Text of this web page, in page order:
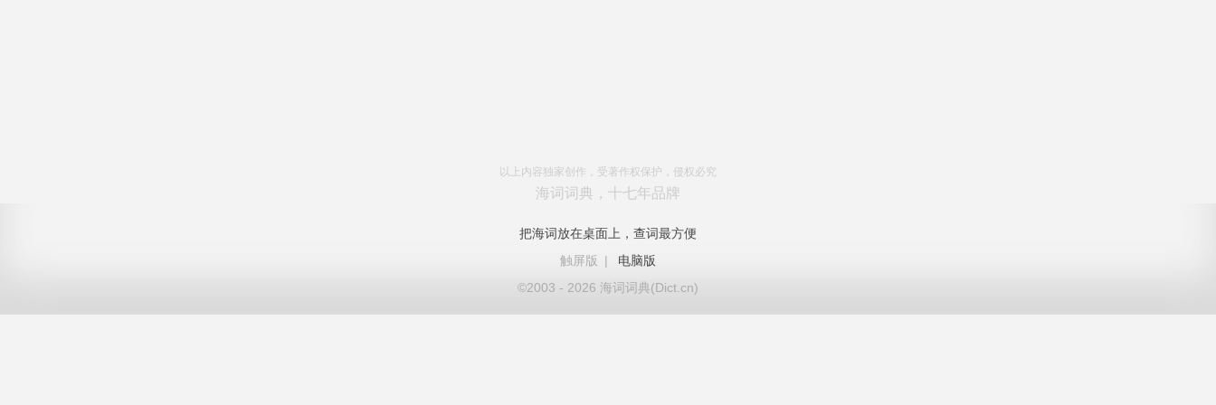
以上内容独家创作，受著作权保护，侵权必究
海词词典，十七年品牌
把海词放在桌面上，查词最方便
触屏版
|
电脑版
©2003 - 2026 海词词典(Dict.cn)